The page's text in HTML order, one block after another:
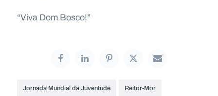
“Viva Dom Bosco!”
Jornada Mundial da Juventude Reitor-Mor